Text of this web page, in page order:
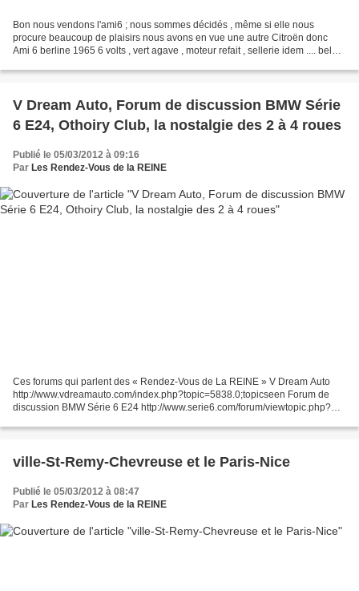
Bon nous vendons l'ami6 ; nous sommes décidés , même si elle nous
procure beaucoup de plaisirs nous avons en vue une autre Citroën donc
Ami 6 berline 1965 6 volts , vert agave , moteur refait , sellerie idem .... bel
V Dream Auto, Forum de discussion BMW Série
6 E24, Othoiry Club, la nostalgie des 2 à 4 roues
Publié le 05/03/2012 à 09:16
Par Les Rendez-Vous de la REINE
Ces forums qui parlent des « Rendez-Vous de La REINE » V Dream Auto
http://www.vdreamauto.com/index.php?topic=5838.0;topicseen Forum de
discussion BMW Série 6 E24 http://www.serie6.com/forum/viewtopic.php?
ville-St-Remy-Chevreuse et le Paris-Nice
Publié le 05/03/2012 à 08:47
Par Les Rendez-Vous de la REINE